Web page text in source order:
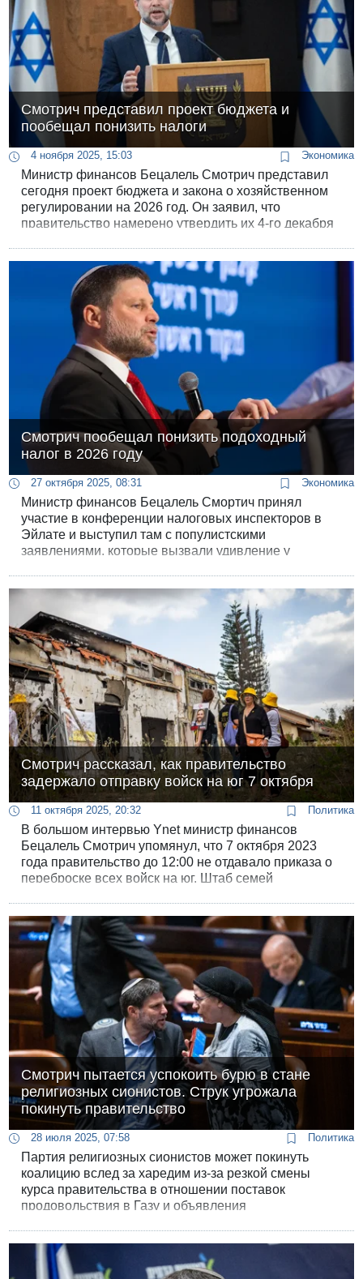
Смотрич представил проект бюджета и
пообещал понизить налоги
4 ноября 2025, 15:03 Экономика
Министр финансов Бецалель Смотрич представил
сегодня проект бюджета и закона о хозяйственном
регулировании на 2026 год. Он заявил, что
правительство намерено утвердить их 4-го декабря
Смотрич пообещал понизить подоходный
налог в 2026 году
27 октября 2025, 08:31 Экономика
Министр финансов Бецалель Смортич принял
участие в конференции налоговых инспекторов в
Эйлате и выступил там с популистскими
заявлениями, которые вызвали удивление у
Смотрич рассказал, как правительство
задержало отправку войск на юг 7 октября
11 октября 2025, 20:32 Политика
В большом интервью Ynet министр финансов
Бецалель Смотрич упомянул, что 7 октября 2023
года правительство до 12:00 не отдавало приказа о
переброске всех войск на юг. Штаб семей
Смотрич пытается успокоить бурю в стане
религиозных сионистов. Струк угрожала
покинуть правительство
28 июля 2025, 07:58 Политика
Партия религиозных сионистов может покинуть
коалицию вслед за харедим из-за резкой смены
курса правительства в отношении поставок
продовольствия в Газу и объявления